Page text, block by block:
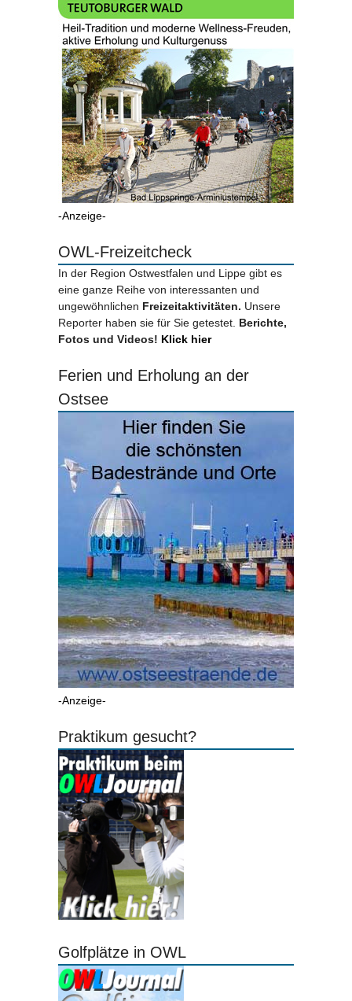
-Anzeige-
OWL-Freizeitcheck
In der Region Ostwestfalen und Lippe gibt es
eine ganze Reihe von interessanten und
ungewöhnlichen Freizeitaktivitäten. Unsere
Reporter haben sie für Sie getestet. Berichte,
Fotos und Videos! Klick hier
Ferien und Erholung an der
Ostsee
-Anzeige-
Praktikum gesucht?
Golfplätze in OWL